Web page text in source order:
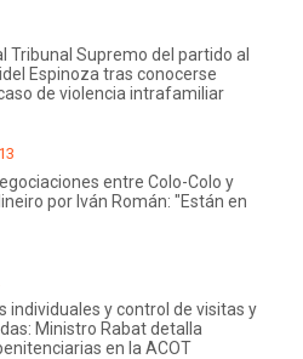
Tribunal Supremo del partido al
Espinoza tras conocerse
de violencia intrafamiliar
entre Colo-Colo y
por Iván Román: "Están en
individuales y control de visitas y
Ministro Rabat detalla
en la ACOT